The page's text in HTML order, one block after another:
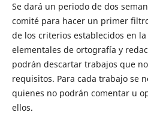
Se dará un periodo de dos
comité para hacer un primer
de los criterios establecidos en
elementales de ortografía y
podrán descartar trabajos que
requisitos. Para cada trabajo se
quienes no podrán comentar u
ellos.